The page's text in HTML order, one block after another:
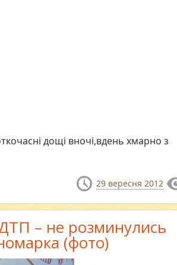
дощі вночі,вдень хмарно з
29 вересня 2012
– не розминулись
(фото)